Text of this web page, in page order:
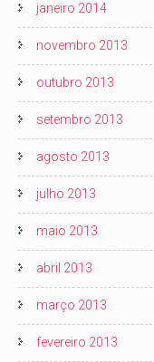
janeiro 2014
novembro 2013
outubro 2013
setembro 2013
agosto 2013
julho 2013
maio 2013
abril 2013
março 2013
fevereiro 2013